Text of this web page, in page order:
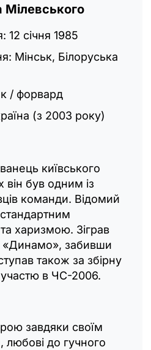
січня 1985
Мінськ, Білоруська
/ форвард
(з 2003 року)
київського
був одним із
команди. Відомий
харизмою. Зіграв
«Динамо», забивши
також за збірну
в ЧС-2006.
завдяки своїм
любові до гучного